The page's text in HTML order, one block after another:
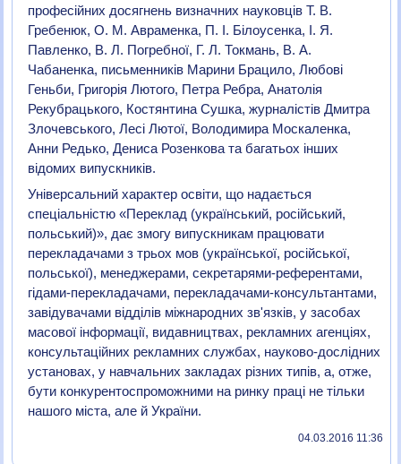
професійних досягнень визначних науковців Т. В.
Гребенюк, О. М. Авраменка, П. І. Білоусенка, І. Я.
Павленко, В. Л. Погребної, Г. Л. Токмань, В. А.
Чабаненка, письменників Марини Брацило, Любові
Геньби, Григорія Лютого, Петра Ребра, Анатолія
Рекубрацького, Костянтина Сушка, журналістів Дмитра
Злочевського, Лесі Лютої, Володимира Москаленка,
Анни Редько, Дениса Розенкова та багатьох інших
відомих випускників.
Універсальний характер освіти, що надається
спеціальністю «Переклад (український, російський,
польський)», дає змогу випускникам працювати
перекладачами з трьох мов (української, російської,
польської), менеджерами, секретарями-референтами,
гідами-перекладачами, перекладачами-консультантами,
завідувачами відділів міжнародних зв'язків, у засобах
масової інформації, видавництвах, рекламних агенціях,
консультаційних рекламних службах, науково-дослідних
установах, у навчальних закладах різних типів, а, отже,
бути конкурентоспроможними на ринку праці не тільки
нашого міста, але й України.
04.03.2016 11:36